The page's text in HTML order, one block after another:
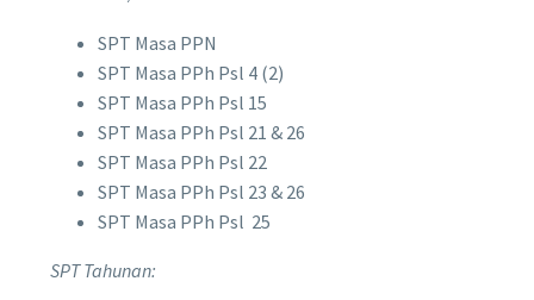
SPT Masa PPN
SPT Masa PPh Psl 4 (2)
SPT Masa PPh Psl 15
SPT Masa PPh Psl 21 & 26
SPT Masa PPh Psl 22
SPT Masa PPh Psl 23 & 26
SPT Masa PPh Psl 25
SPT Tahunan: